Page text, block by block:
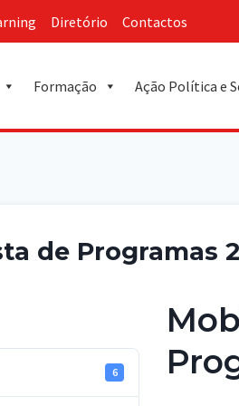
Diretório Contactos
Formação Ação Política e
de Programas
6